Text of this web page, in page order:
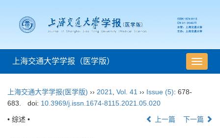
导
航
上海交通大学学报（医学版）
上海交通大学学报(医学版) ›› 2021 Vol. 41 ›› Issue (5): 678-
683.
doi: 10.3969/j.issn.1674-8115.2021.05.020
• 综述 • 上一篇 下一篇